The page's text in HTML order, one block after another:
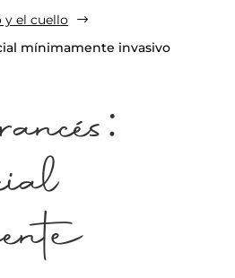
y el cuello $
mínimamente invasivo